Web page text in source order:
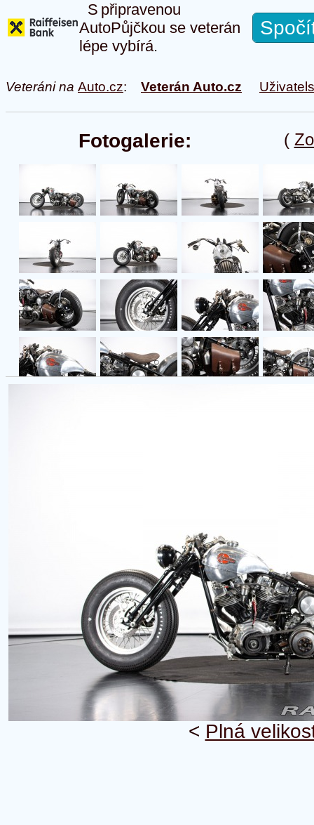
S připravenou
AutoPůjčkou se veterán
lépe vybírá.
Veteráni na Auto.cz: Veterán Auto.cz
(
Fotogalerie:
< Plná